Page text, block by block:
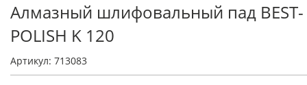
Алмазный шлифовальный пад BEST-
POLISH K 120
Артикул: 713083